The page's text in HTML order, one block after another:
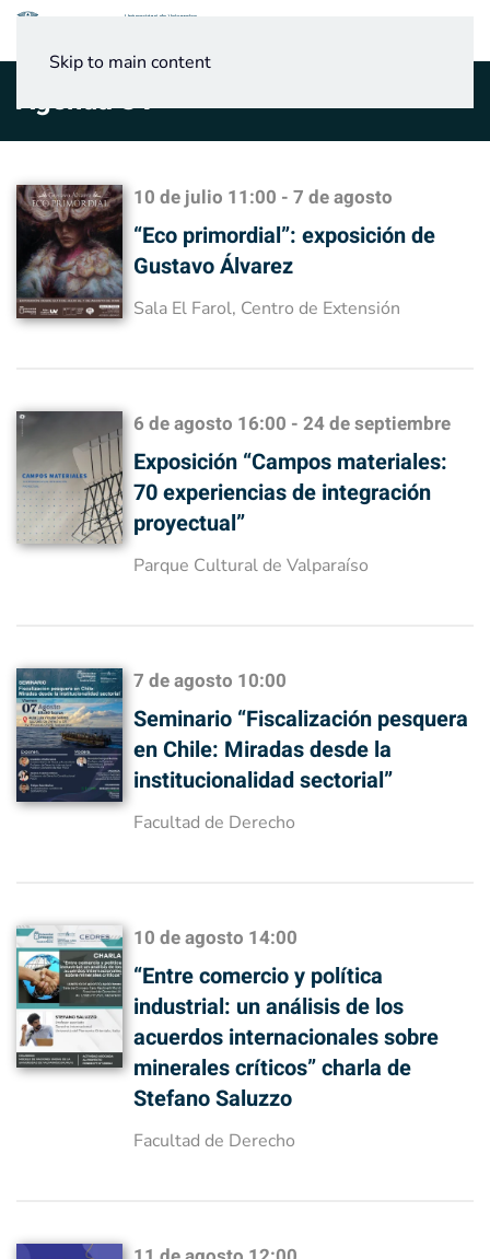
Skip to main content
Agenda UV
10 de julio 11:00 - 7 de agosto
“Eco primordial”: exposición de
Gustavo Álvarez
Sala El Farol, Centro de Extensión
6 de agosto 16:00 - 24 de septiembre
Exposición “Campos materiales:
70 experiencias de integración
proyectual”
Parque Cultural de Valparaíso
7 de agosto 10:00
Seminario “Fiscalización pesquera
en Chile: Miradas desde la
institucionalidad sectorial”
Facultad de Derecho
10 de agosto 14:00
“Entre comercio y política
industrial: un análisis de los
acuerdos internacionales sobre
minerales críticos” charla de
Stefano Saluzzo
Facultad de Derecho